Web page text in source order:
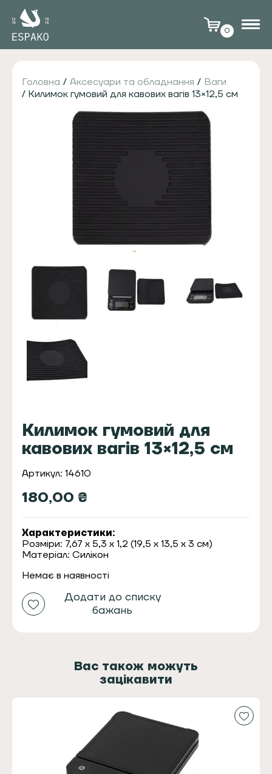
0
Головна / Аксесуари та обладнання / Ваги
/ Килимок гумовий для кавових вагів 13×12,5 см
Килимок гумовий для
кавових вагів 13×12,5 см
Артикул: 14610
180,00 ₴
Характеристики:
Розміри: 7,67 x 5,3 x 1,2 (19,5 x 13,5 x 3 см)
Матеріал: Силікон
Немає в наявності
Додати до списку
бажань
Вас також можуть
зацікавити